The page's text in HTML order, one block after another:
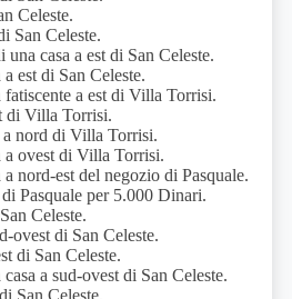
Celeste.
San Celeste.
casa a est di San Celeste.
est di San Celeste.
a est di Villa Torrisi.
di Villa Torrisi.
nord di Villa Torrisi.
a ovest di Villa Torrisi.
nord-est del negozio di Pasquale.
Pasquale per 5.000 Dinari.
Celeste.
ovest di San Celeste.
di San Celeste.
a sud-ovest di San Celeste.
San Celeste.